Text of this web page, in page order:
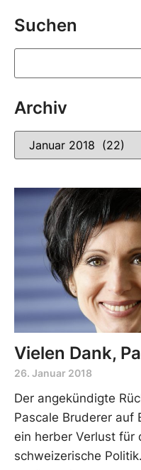
Suchen
Archiv
Vielen Dank,
26. Januar 2018
Der angekündigte
Pascale Bruderer auf
ein herber Verlust für
schweizerische